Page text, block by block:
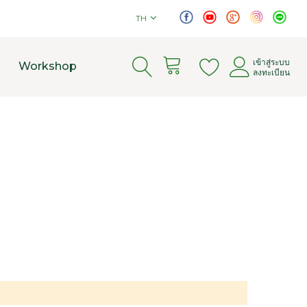
TH
Workshop Cart
เข้าสู่ระบบ
ลงทะเบียน